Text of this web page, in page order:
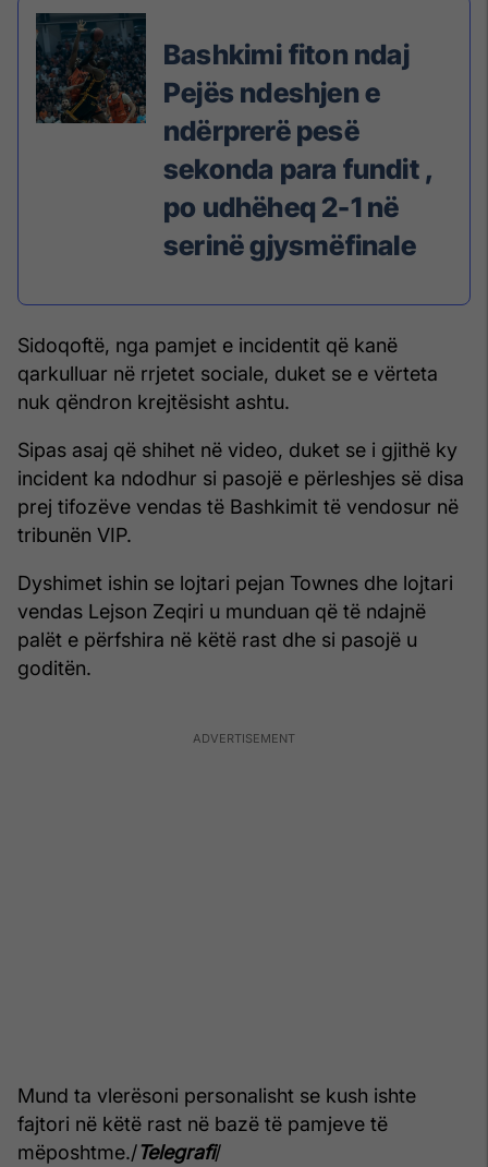
Bashkimi fiton ndaj
Pejës ndeshjen e
ndërprerë pesë
sekonda para fundit ,
po udhëheq 2-1 në
serinë gjysmëfinale
Sidoqoftë, nga pamjet e incidentit që kanë
qarkulluar në rrjetet sociale, duket se e vërteta
nuk qëndron krejtësisht ashtu.
Sipas asaj që shihet në video, duket se i gjithë ky
incident ka ndodhur si pasojë e përleshjes së disa
prej tifozëve vendas të Bashkimit të vendosur në
tribunën VIP.
Dyshimet ishin se lojtari pejan Townes dhe lojtari
vendas Lejson Zeqiri u munduan që të ndajnë
palët e përfshira në këtë rast dhe si pasojë u
goditën.
Mund ta vlerësoni personalisht se kush ishte
fajtori në këtë rast në bazë të pamjeve të
mëposhtme./Telegrafi/